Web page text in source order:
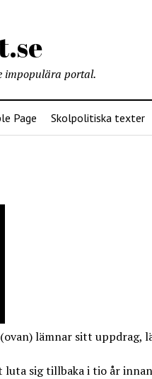
impopulära portal.
Page Skolpolitiska texter
lämnar sitt uppdrag,
luta sig tillbaka i tio år